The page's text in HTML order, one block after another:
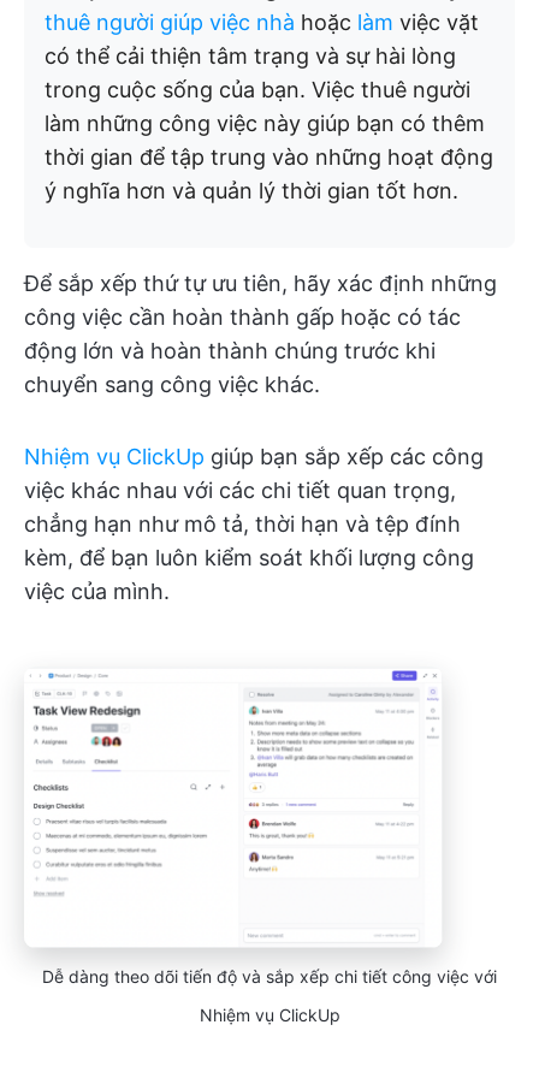
thuê người giúp việc nhà hoặc làm việc vặt
có thể cải thiện tâm trạng và sự hài lòng
trong cuộc sống của bạn. Việc thuê người
làm những công việc này giúp bạn có thêm
thời gian để tập trung vào những hoạt động
ý nghĩa hơn và quản lý thời gian tốt hơn.
Để sắp xếp thứ tự ưu tiên, hãy xác định những
công việc cần hoàn thành gấp hoặc có tác
động lớn và hoàn thành chúng trước khi
chuyển sang công việc khác.
Nhiệm vụ ClickUp giúp bạn sắp xếp các công
việc khác nhau với các chi tiết quan trọng,
chẳng hạn như mô tả, thời hạn và tệp đính
kèm, để bạn luôn kiểm soát khối lượng công
việc của mình.
Dễ dàng theo dõi tiến độ và sắp xếp chi tiết công việc với
Nhiệm vụ ClickUp